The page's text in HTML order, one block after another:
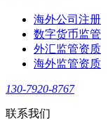
海外公司注册
数字货币监管
外汇监管资质
海外监管资质
130-7920-8767
联系我们